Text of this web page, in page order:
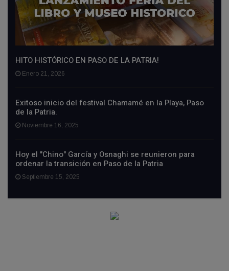
HITO HISTÓRICO EN PASO DE LA PATRIA!
Enero 21, 2026
Exitoso inicio del festival Chamamé en la Playa, Paso
de la Patria.
Noviembre 16, 2025
Hoy el "Chino" García y Osnaghi se reunieron para
ordenar la transición en Paso de la Patria
Septiembre 15, 2025